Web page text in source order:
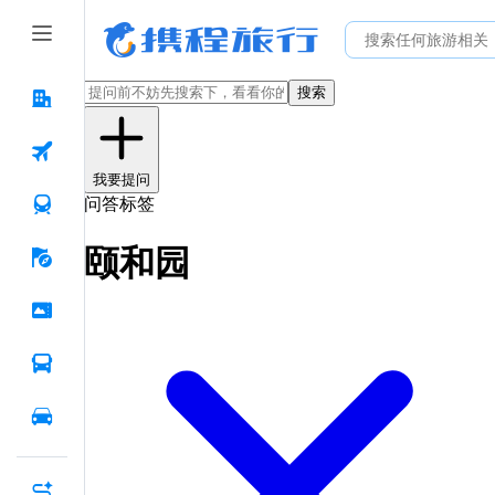
搜索
我要提问
问答标签
颐和园